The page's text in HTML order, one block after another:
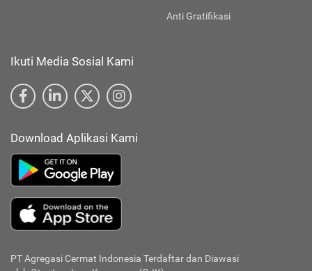
Anti Gratifikasi
Ikuti Media Sosial Kami
Download Aplikasi Kami
PT Agregasi Cermat Indonesia Terdaftar dan Diawasi